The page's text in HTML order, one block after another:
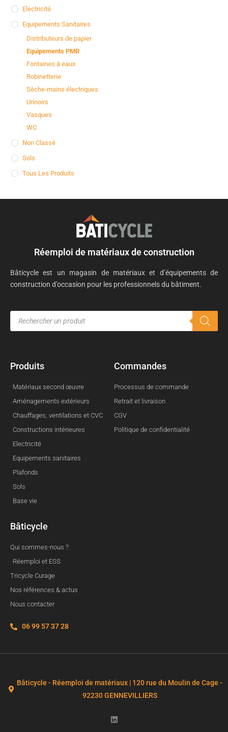
Electricité
Equipements Sanitaires
Distributeurs de papier
Equipements PMR
Fontaines à eaux
Robinetterie
Sèche-mains électriques
Urinoirs
Vasques
WC
Non Classé
Sols
Tous Les Produits
Réemploi de matériaux de construction
Bâticycle est un magasin de matériaux et d’équipements de
construction d’occasion pour les professionnels du bâtiment.
Produits
Matériaux second œuvre
Aménagements extérieurs
Chauffages, ventilations et CVC
Constructions intérieures
Electricité
Equipements sanitaires
Plafonds
Sols
Base vie
Commandes
Processus de commande
Retrait et livraison
CGV
Politique de confidentialité
Bâticycle
Qui sommes-nous ?
Réemploi et ESS
Tricycle Curage
Nos références & actus
Nous contacter
06 99 57 37 28
Bâticycle - Réemploi de matériaux | 120 rue du Moulin de Cage -
92230 GENNEVILLIERS